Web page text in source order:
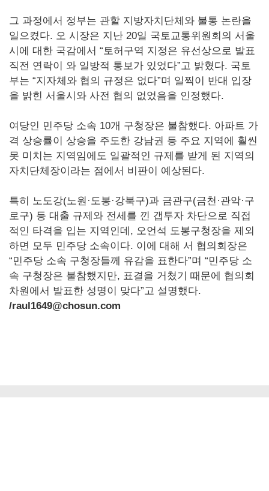
그 과정에서 정부는 관할 지방자치단체와 불통 논란을
일으켰다. 오 시장은 지난 20일 국토교통위원회의 서울
시에 대한 국감에서 “토허구역 지정은 유선상으로 발표
직전 연락이 와 일방적 통보가 있었다”고 밝혔다. 국토
부는 “지자체와 협의 규정은 없다”며 일찍이 반대 입장
을 밝힌 서울시와 사전 협의 없었음을 인정했다.
여당인 민주당 소속 10개 구청장은 불참했다. 아파트 가
격 상승률이 상승을 주도한 강남권 등 주요 지역에 훨씬
못 미치는 지역임에도 일괄적인 규제를 받게 된 지역의
자치단체장이라는 점에서 비판이 예상된다.
특히 노도강(노원·도봉·강북구)과 금관구(금천·관악·구
로구) 등 대출 규제와 전세를 낀 갭투자 차단으로 직접
적인 타격을 입는 지역인데, 오언석 도봉구청장을 제외
하면 모두 민주당 소속이다. 이에 대해 서 협의회장은
“민주당 소속 구청장들께 유감을 표한다”며 “민주당 소
속 구청장은 불참했지만, 표결을 거쳤기 때문에 협의회
차원에서 발표한 성명이 맞다”고 설명했다.
/raul1649@chosun.com